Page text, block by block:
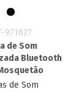
971627
de Som
Bluetooth
de Som